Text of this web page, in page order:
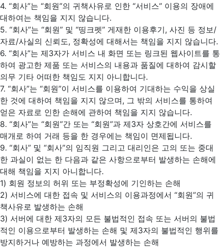
4. “회사”는 “회원”의 귀책사유로 인한 “서비스” 이용의 장애에
대하여는 책임을 지지 않습니다.
5. “회사”는 “회원” 및 “띵크펫” 게재한 이용후기, 사진 등 정보/
자료/사실의 신뢰도, 정확성에 대해서는 책임을 지지 않습니다.
6. “회사”는 제3자가 서비스 내 화면 또는 링크된 웹사이트를 통
하여 광고한 제품 또는 서비스의 내용과 품질에 대하여 감시할
의무 기타 어떠한 책임도 지지 아니합니다.
7. “회사”는 “회원”이 서비스를 이용하여 기대하는 수익을 상실
한 것에 대하여 책임을 지지 않으며, 그 밖의 서비스를 통하여
얻은 자료로 인한 손해에 관하여 책임을 지지 않습니다.
8. “회사”는 “회원”간 또는 “회원”과 제3자 상호간에 서비스를
매개로 하여 거래 등을 한 경우에는 책임이 면제됩니다.
9. “회사” 및 “회사”의 임직원 그리고 대리인은 고의 또는 중대
한 과실이 없는 한 다음과 같은 사항으로부터 발생하는 손해에
대해 책임을 지지 아니합니다.
1) 회원 정보의 허위 또는 부정확성에 기인하는 손해
2) 서비스에 대한 접속 및 서비스의 이용과정에서 “회원”의 귀
책사유로 발생하는 손해
3) 서버에 대한 제3자의 모든 불법적인 접속 또는 서버의 불법
적인 이용으로부터 발생하는 손해 및 제3자의 불법적인 행위를
방지하거나 예방하는 과정에서 발생하는 손해